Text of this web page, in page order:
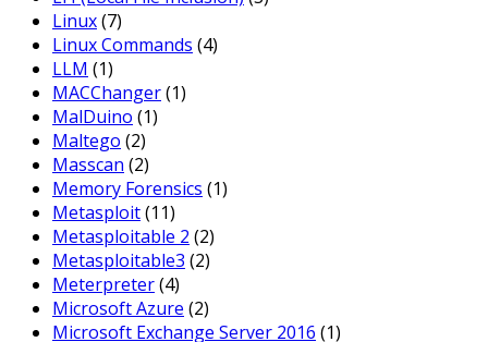
Linux(7)
Linux Commands (4)
LLM (1)
MACChanger(1)
MalDuino (1)
Maltego (2)
Masscan (2)
Memory Forensics (1)
Metasploit(11)
Metasploitable 2 (2)
Metasploitable3 (2)
Meterpreter(4)
Microsoft Azure (2)
Microsoft Exchange Server 2016 (1)